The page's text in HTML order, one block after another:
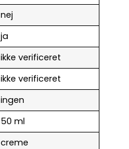
nej
ja
ikke verificeret
ikke verificeret
ingen
50 ml
creme